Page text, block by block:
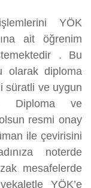
YÖK
ait öğrenim
. Bu
olarak diploma
süratli ve uygun
Diploma ve
resmi onay
ile çevirisini
noterde
mesafelerde
YÖK’e